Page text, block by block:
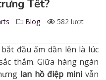
Tết?
Blog
582 lượt
đầu ấm dần lên là lúc
thắm. Giữa hàng ngàn
lan hồ điệp mini vẫn